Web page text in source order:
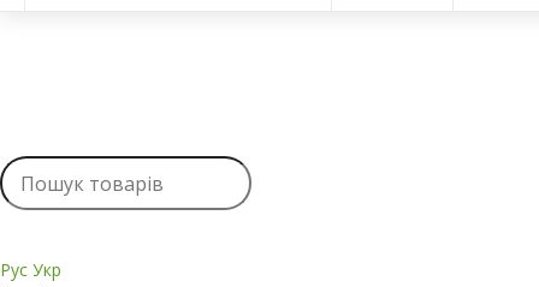
Рус Укр